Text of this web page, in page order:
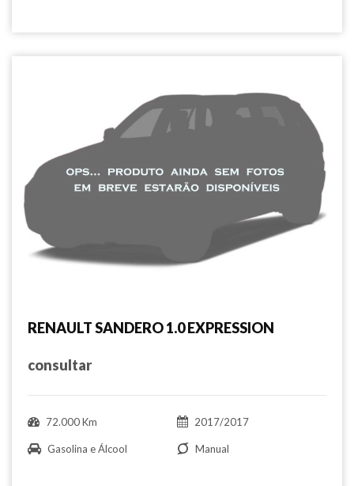
RENAULT SANDERO 1.0 EXPRESSION
consultar
72.000 Km 2017/2017
Gasolina e Álcool Manual